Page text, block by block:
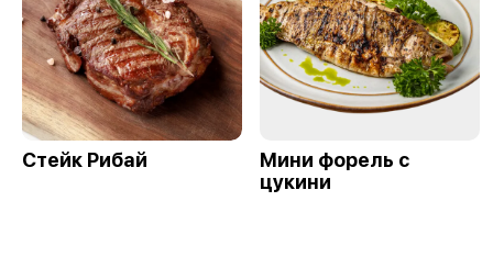
Стейк Рибай
Мини форель с
цукини